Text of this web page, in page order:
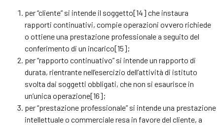
per “cliente” si intende il soggetto[14] che instaura
rapporti continuativi, compie operazioni ovvero richiede
o ottiene una prestazione professionale a seguito del
conferimento di un incarico[15];
per “rapporto continuativo” si intende un rapporto di
durata, rientrante nell’esercizio dell’attività di istituto
svolta dai soggetti obbligati, che non si esaurisce in
un’unica operazione[16];
per “prestazione professionale” si intende una prestazione
intellettuale o commerciale resa in favore del cliente, a